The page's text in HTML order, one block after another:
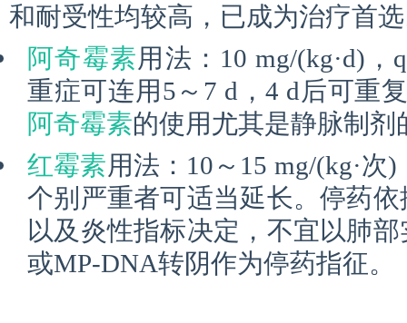
和耐受性均较高，已成为治疗首
阿奇霉素用法：10 mg/(kg·d)
重症可连用5～7 d，4 d后可重
阿奇霉素的使用尤其是静脉制剂
红霉素用法：10～15 mg/(kg·次
个别严重者可适当延长。停药
以及炎性指标决定，不宜以肺
或MP-DNA转阴作为停药指征。